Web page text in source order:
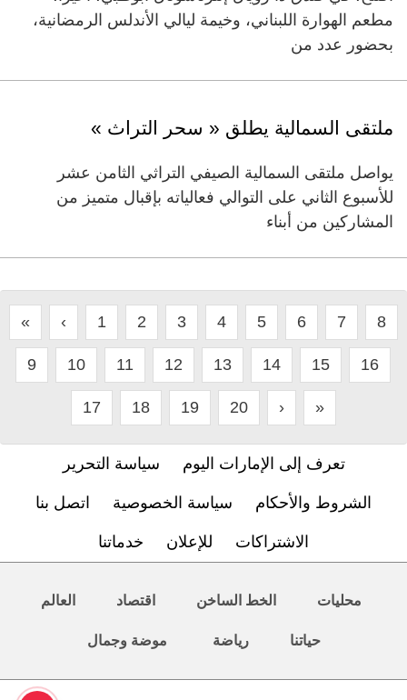
مطعم الهوارة اللبناني، وخيمة ليالي الأندلس الرمضانية،
بحضور عدد من
ملتقى السمالية يطلق « سحر التراث »
يواصل ملتقى السمالية الصيفي التراثي الثامن عشر
للأسبوع الثاني على التوالي فعالياته بإقبال متميز من
المشاركين من أبناء
« ‹ 1 2 3 4 5 6 7 8
9 10 11 12 13 14 15 16
17 18 19 20 › »
تعرف إلى الإمارات اليوم سياسة التحرير
الشروط والأحكام سياسة الخصوصية اتصل بنا
الاشتراكات للإعلان خدماتنا
محليات الخط الساخن اقتصاد العالم
حياتنا رياضة موضة وجمال